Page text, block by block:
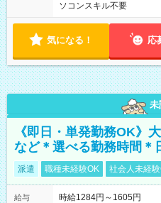
ソコンスキル不要
気になる！ 応
未
《即日・単発勤務OK》
など＊選べる勤務時間＊
派遣 職種未経験OK 社会人未経
給与
時給1284円～1605円